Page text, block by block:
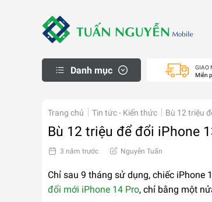
Danh mục
Macbook cũ
Apple Watch cũ
iPad cũ
Laptop cũ
GIAO
Miễn
Trang chủ Tin tức - Kiến thức Bù 12 triệu
Bù 12 triệu để đổi iPhone
3 năm trước Nguyễn Tuấn
Chỉ sau 9 tháng sử dụng, chiếc
đổi mới iPhone 14 Pro, chỉ bằng một